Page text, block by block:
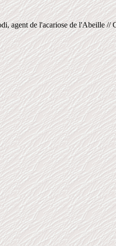
agent de l'acariose de l'Abeille